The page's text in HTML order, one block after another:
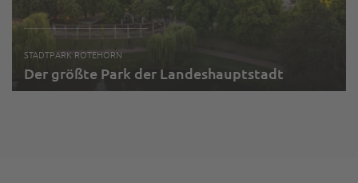
STADTPARK ROTEHORN
Der größte Park der Landeshauptstadt